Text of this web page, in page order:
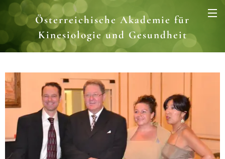
Österreichische Akademie für
Kinesiologie und Gesundheit